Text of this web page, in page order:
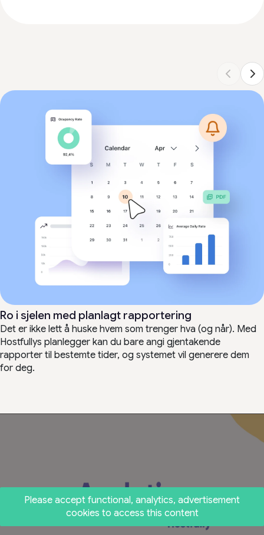
Ro i sjelen med planlagt rapportering
Det er ikke lett å huske hvem som trenger hva (og når). Med
Hostfullys planlegger kan du bare angi gjentakende
rapporter til bestemte tider, og systemet vil generere dem
for deg.
Please accept functional, analytics, advertisement
cookies to access this content